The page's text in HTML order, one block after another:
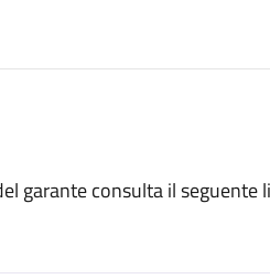
garante consulta il seguente